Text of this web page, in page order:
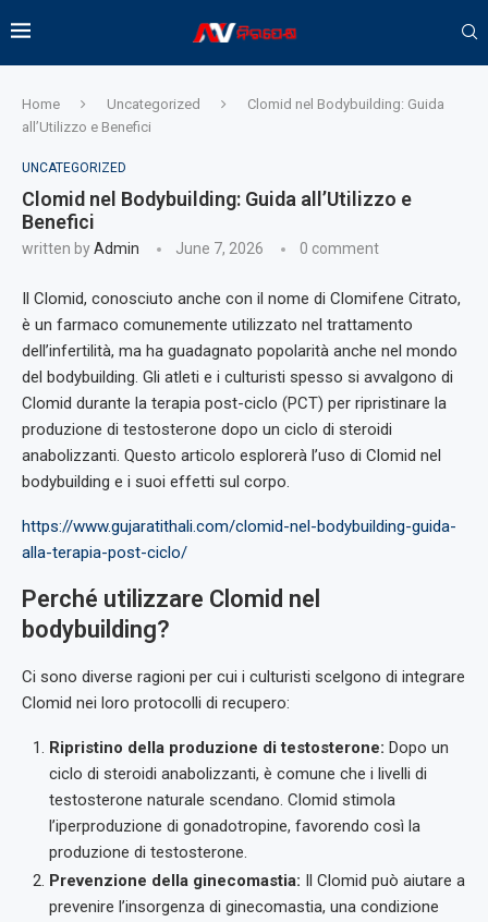
Home Uncategorized
Clomid nel Bodybuilding: Guida
all’Utilizzo e Benefici
UNCATEGORIZED
Clomid nel Bodybuilding: Guida all’Utilizzo e
Benefici
written byAdmin June 7, 2026 0 comment
Il Clomid, conosciuto anche con il nome di Clomifene Citrato,
è un farmaco comunemente utilizzato nel trattamento
dell’infertilità, ma ha guadagnato popolarità anche nel mondo
del bodybuilding. Gli atleti e i culturisti spesso si avvalgono di
Clomid durante la terapia post-ciclo (PCT) per ripristinare la
produzione di testosterone dopo un ciclo di steroidi
anabolizzanti. Questo articolo esplorerà l’uso di Clomid nel
bodybuilding e i suoi effetti sul corpo.
https://www.gujaratithali.com/clomid-nel-bodybuilding-guida-
alla-terapia-post-ciclo/
Perché utilizzare Clomid nel
bodybuilding?
Ci sono diverse ragioni per cui i culturisti scelgono di integrare
Clomid nei loro protocolli di recupero:
Ripristino della produzione di testosterone: Dopo un
ciclo di steroidi anabolizzanti, è comune che i livelli di
testosterone naturale scendano. Clomid stimola
l’iperproduzione di gonadotropine, favorendo così la
produzione di testosterone.
Prevenzione della ginecomastia: Il Clomid può aiutare a
prevenire l’insorgenza di ginecomastia, una condizione